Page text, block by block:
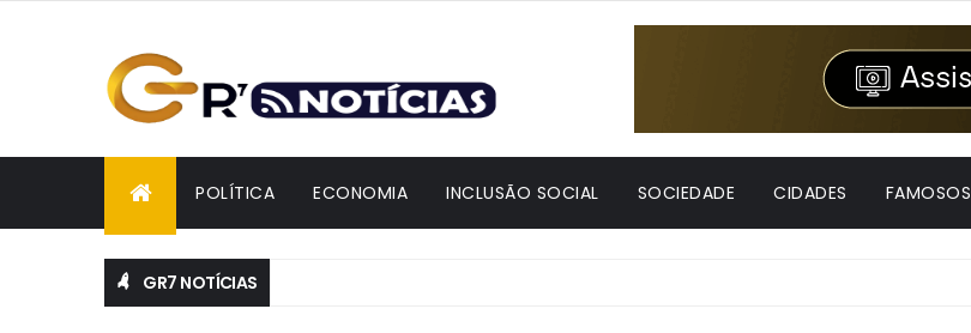
POLÍTICA ECONOMIA INCLUSÃO SOCIAL SOCIEDADE CIDADES FAMOSOS
GR7 NOTÍCIAS